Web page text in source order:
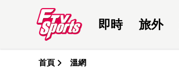
即時 旅外
首頁 溫網